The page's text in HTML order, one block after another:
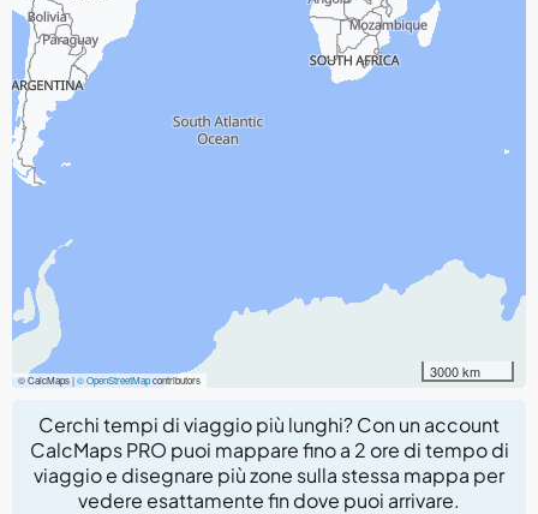
© CalcMaps |© OpenStreetMapcontributors 3000 km
Cerchi tempi di viaggio più lunghi? Con un account
CalcMaps PRO puoi mappare fino a 2 ore di tempo di
viaggio e disegnare più zone sulla stessa mappa per
vedere esattamente fin dove puoi arrivare.